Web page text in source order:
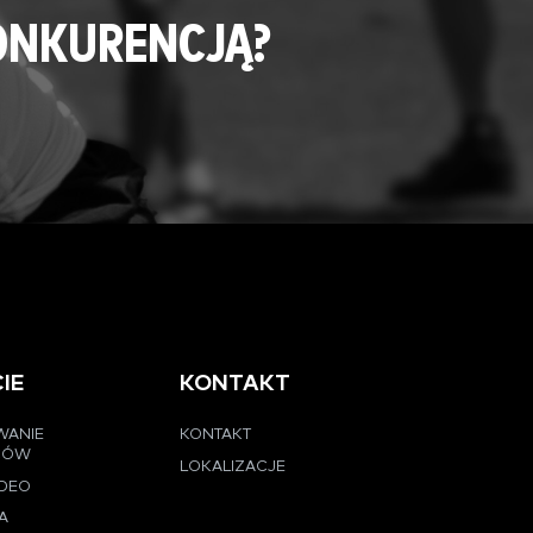
KONTAKT
KONTAKT
LOKALIZACJE